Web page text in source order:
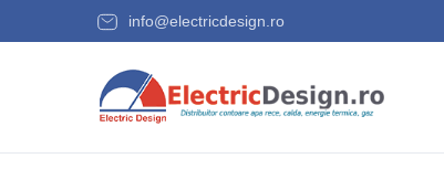
info@electricdesign.ro